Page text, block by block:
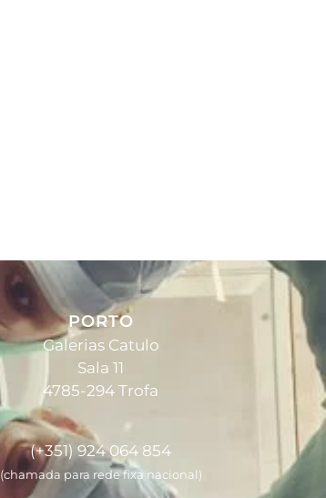
PORTO
Galerias Catulo
Sala 11
4785-294 Trofa
(+351) 924 064 854
(chamada para rede fixa nacional)